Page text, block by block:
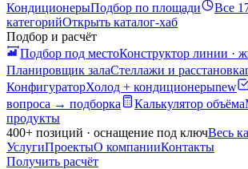
КондиционерыПодбор по площади
Все
категорийОткрыть каталог-хаб
Подбор и расчёт
Подбор под местоКонструктор линии ·
Планировщик залаСтеллажи и расстановка
КонфигураторХолод + кондиционерыnew
вопроса → подборка
Калькулятор объёма
продукты
400+ позиций · оснащение под ключВесь
УслугиПроектыО компанииКонтакты
Получить расчёт